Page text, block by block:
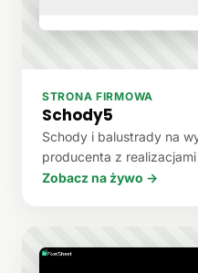
STRONA FIRMOWA
Schody5
Schody i balustrady na
producenta z
Zobacz na żywo →